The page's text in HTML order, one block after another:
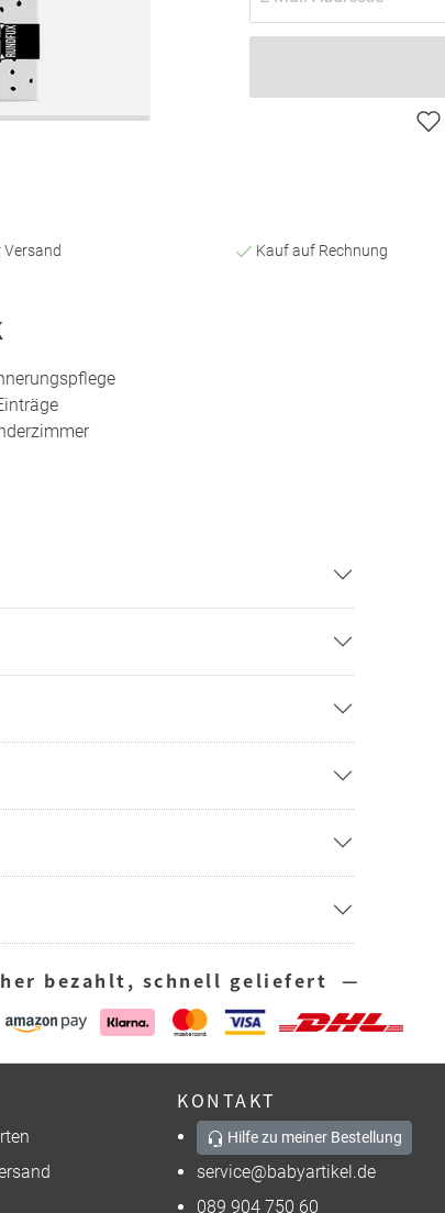
Versand Kauf auf Rechnung
bezahlt, schnell geliefert —
KONTAKT
Hilfe zu meiner Bestellung
service@babyartikel.de
089 904 750 60